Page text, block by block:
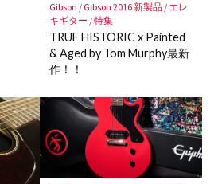
Gibson / Gibson 2016 新製品/エレ
キギター /特集
TRUE HISTORIC x Painted
& Aged by Tom Murphy最新
作！！